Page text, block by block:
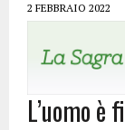
2 FEBBRAIO 2022
L’uomo